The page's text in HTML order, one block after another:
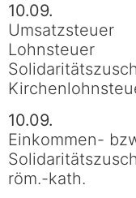
10.09.
Umsatzsteuer
Lohnsteuer
10.09.
Einkommen-
röm.-kath.